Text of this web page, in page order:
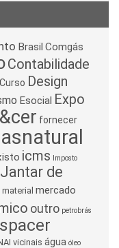
Brasil Comgás
Contabilidade
Curso Design
Esocial Expo
fornecer
icms Imposto
Jantar de
material mercado
outro petrobrás
vicinais água óleo